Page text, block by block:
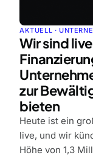
AKTUELL ·
Wir sind
zur
bieten
Heute ist ein
live, und wir
Höhe von 1,3